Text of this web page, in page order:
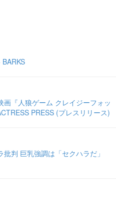
画『人狼ゲーム クレイジーフォッ
PRESS (プレスリリース)
判 巨乳強調は「セクハラだ」